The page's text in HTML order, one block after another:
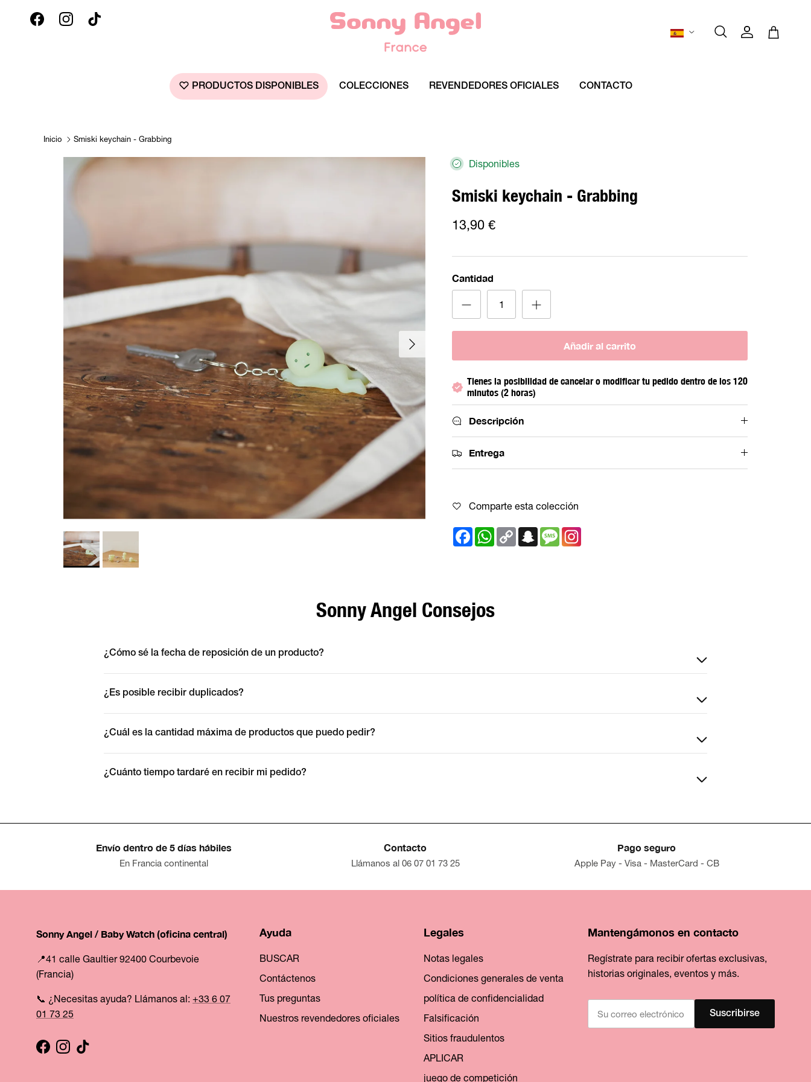
FacebookInstagramTikTok
Idioma
Cuenta
Buscar Carrito
PRODUCTOS DISPONIBLES COLECCIONES REVENDEDORES OFICIALES CONTACTO
Inicio Smiski keychain - Grabbing
Siguiente
Disponibles
Smiski keychain - Grabbing
13,90 €
Cantidad
Añadir al carrito
Tienes la posibilidad de cancelar o modificar tu pedido dentro de los 120
minutos (2 horas)
Descripción
Entrega
Comparte esta colección
FacebookWhatsApp
Copy
Link
SnapchatMessage
Sonny Angel Consejos
¿Cómo sé la fecha de reposición de un producto?
¿Es posible recibir duplicados?
¿Cuál es la cantidad máxima de productos que puedo pedir?
¿Cuánto tiempo tardaré en recibir mi pedido?
Envío dentro de 5 días hábiles
En Francia continental
Contacto
Llámanos al 06 07 01 73 25
Pago seguro
Apple Pay - Visa - MasterCard - CB
Sonny Angel / Baby Watch (oficina central)
📍41 calle Gaultier 92400 Courbevoie
(Francia)
📞 ¿Necesitas ayuda? Llámanos al: +33 6 07
01 73 25
Facebook
Instagram
TikTok
Ayuda
BUSCAR
Contáctenos
Tus preguntas
Nuestros revendedores oficiales
Legales
Notas legales
Condiciones generales de venta
política de confidencialidad
Falsificación
Sitios fraudulentos
APLICAR
juego de competición
Mantengámonos en contacto
Regístrate para recibir ofertas exclusivas,
historias originales, eventos y más.
Suscribirse